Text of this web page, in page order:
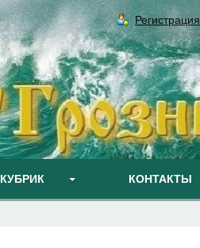
Регистрация
КУБРИК КОНТАКТЫ